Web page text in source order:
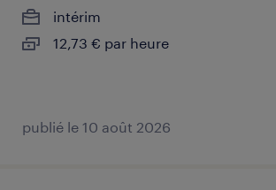
intérim
12,73 € par heure
publié le 10 août 2026